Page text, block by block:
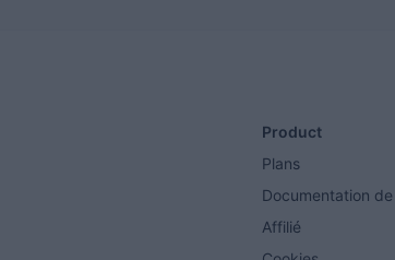
Product
Plans
Documentation de
Affilié